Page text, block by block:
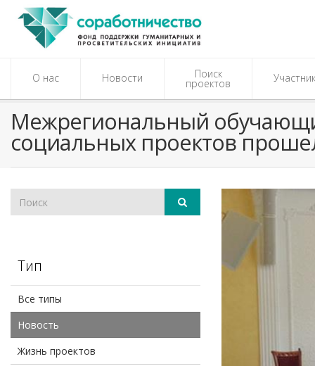
О нас Новости Поиск
проектов
Межрегиональный
социальных проектов
Тип
Все типы
Новость
Жизнь проектов